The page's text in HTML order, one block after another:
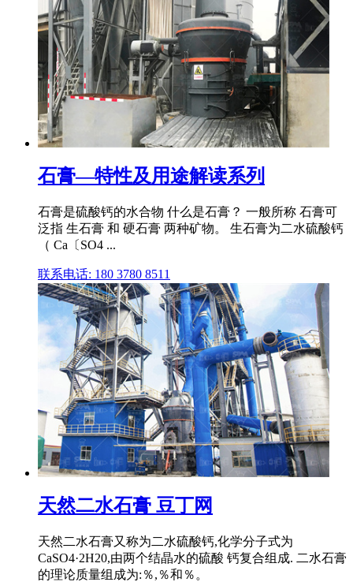
石膏—特性及用途解读系列
石膏是硫酸钙的水合物 什么是石膏？ 一般所称 石膏可
泛指 生石膏 和 硬石膏 两种矿物。 生石膏为二水硫酸钙
（ Ca〔SO4 ...
联系电话: 180 3780 8511
天然二水石膏 豆丁网
天然二水石膏又称为二水硫酸钙,化学分子式为
CaSO4·2H20,由两个结晶水的硫酸 钙复合组成. 二水石膏
的理论质量组成为:％,％和％。